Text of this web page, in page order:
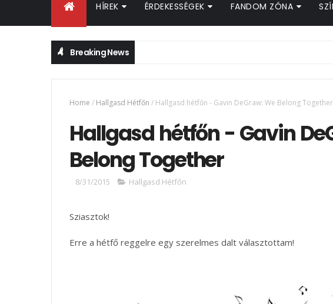
HÍREK ÉRDEKESSÉGEK FANDOM ZÓNA
Breaking News
Home / Hallgasd Hétfőn / Hallgasd hétfőn - Gavin DeGraw: We Belong Together
Hallgasd hétfőn - Gavin
Belong Together
8/31/2015 Hallgasd Hétfőn
Sziasztok!
Erre a hétfő reggelre egy szerelmes dalt választottam!